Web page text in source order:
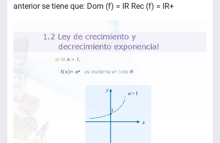
anterior se tiene que: Dom (f) = IR Rec (f) = IR+